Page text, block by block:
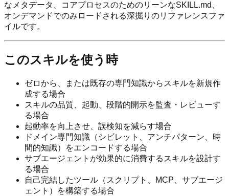
なメタデータ、コアプロセスのためのリーンなSKILL.md、
オンデマンドでのみロードされる深掘りのリファレンスファ
イルです。
このスキルを使う時
ゼロから、または既存の専門知識からスキルを新規作
成する場合
スキルの品質、起動、段階的開示を監査・レビューす
る場合
起動率を向上させ、誤検知を減らす場合
ドメイン専門知識（シビレット、アンチパターン、時
間的知識）をエンコードする場合
サブエージェントが効果的に消費するスキルを設計す
る場合
自己完結したツール（スクリプト、MCP、サブエージ
ェント）を構築する場合